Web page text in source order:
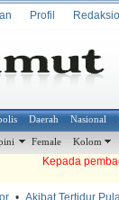
Profil
Daerah Nasional
Female Kolom
Kepada
Akibat Tertidur Pulas •